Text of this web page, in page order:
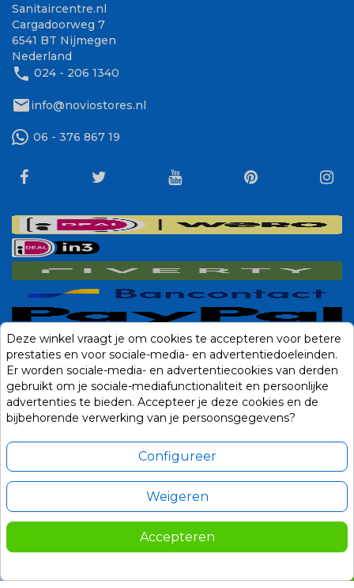
Sanitaircentre.nl
Cargadoorweg 7
6541 BT Nijmegen
Nederland
phone 024 - 206 1340
mailinfo@noviostores.nl
06 - 376 867 19
Deze winkel vraagt je om cookies te accepteren voor betere
prestaties en voor sociale-media- en advertentiedoeleinden.
Er worden sociale-media- en advertentiecookies van derden
gebruikt om je sociale-mediafunctionaliteit en persoonlijke
advertenties te bieden. Accepteer je deze cookies en de
bijbehorende verwerking van je persoonsgegevens?
Configureer
Weigeren
Accepteren